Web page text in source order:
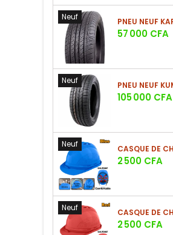
Neuf
Prix
57 000 CFA
Neuf
Prix
105 000 CFA
Neuf
Prix
2 500 CFA
Neuf
Prix
2 500 CFA